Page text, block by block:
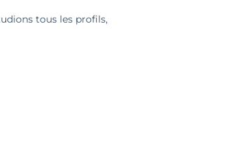
tous les profils,